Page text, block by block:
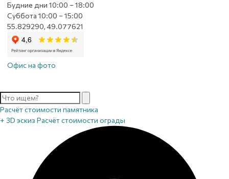
Будние дни 10:00 – 18:00
Суббота 10:00 – 15:00
55.829290, 49.077621
Офис на фото
Расчёт стоимости памятника
+ 3D эскиз Расчёт стоимости ограды